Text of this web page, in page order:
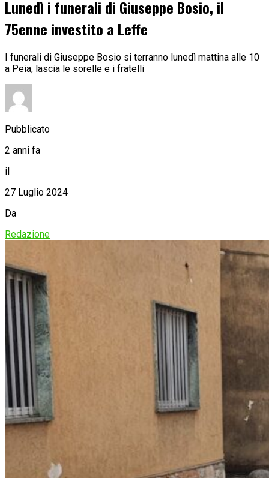
Lunedì i funerali di Giuseppe Bosio, il
75enne investito a Leffe
I funerali di Giuseppe Bosio si terranno lunedì mattina alle 10
a Peia, lascia le sorelle e i fratelli
Pubblicato
2 anni fa
il
27 Luglio 2024
Da
Redazione